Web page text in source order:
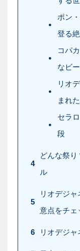
ポン
登る
コパ
なビ
リオ
まれ
セラ
段
4
どんな祭
ル
5
リオデジ
意点をチェ
6 リオデジ